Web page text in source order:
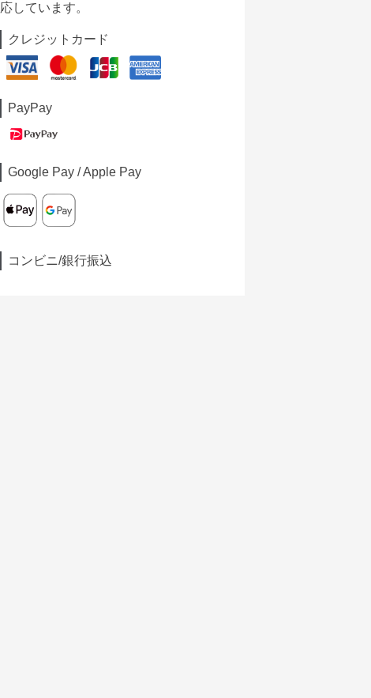
応しています。
クレジットカード
PayPay
Google Pay / Apple Pay
コンビニ/銀行振込